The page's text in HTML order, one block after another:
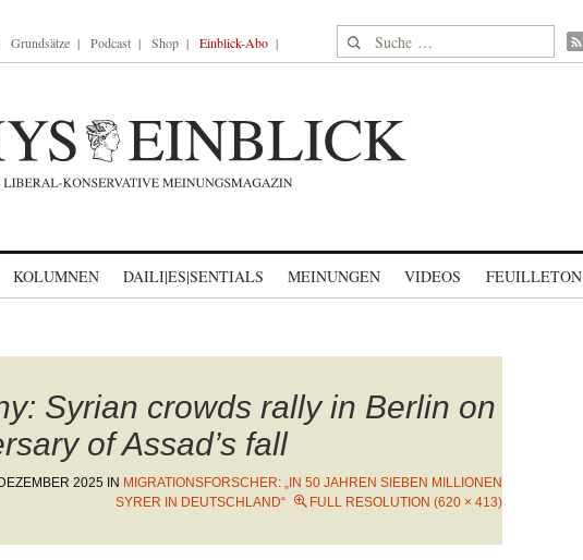
Grundsätze Podcast Shop Einblick-Abo Suche nach:
KOLUMNEN DAILI|ES|SENTIALS MEINUNGEN VIDEOS FEUILLETON
Syrian crowds rally in Berlin on
of Assad’s fall
2025 IN MIGRATIONSFORSCHER: „IN 50 JAHREN SIEBEN MILLIONEN
SYRER IN DEUTSCHLAND“
FULL RESOLUTION (620 × 413)